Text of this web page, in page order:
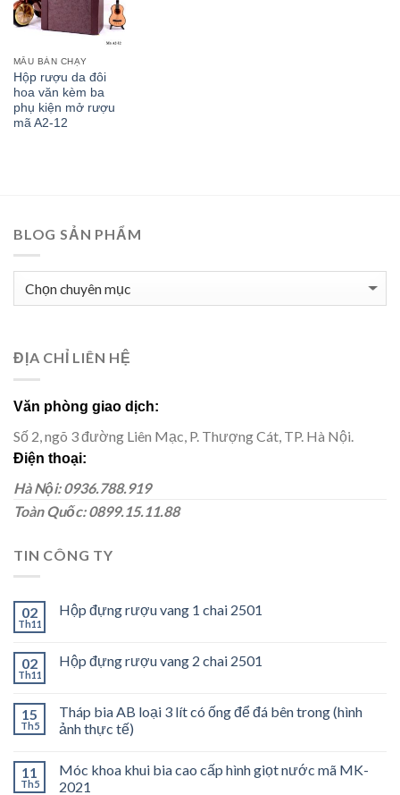
MẪU BÁN CHẠY
Hộp rượu da đôi
hoa văn kèm ba
phụ kiện mở rượu
mã A2-12
BLOG SẢN PHẨM
BLOG
SẢN
ĐỊA CHỈ LIÊN HỆ
Văn phòng giao dịch:
Số 2, ngõ 3 đường Liên Mạc, P. Thượng Cát, TP. Hà Nội.
Điện thoại:
Hà Nội: 0936.788.919
Toàn Quốc: 0899.15.11.88
TIN CÔNG TY
02
Th11
Hộp đựng rượu vang 1 chai 2501
02
Th11
Hộp đựng rượu vang 2 chai 2501
15
Th5
Tháp bia AB loại 3 lít có ống để đá bên trong (hình
ảnh thực tế)
11
Th5
Móc khoa khui bia cao cấp hình giọt nước mã MK-
2021